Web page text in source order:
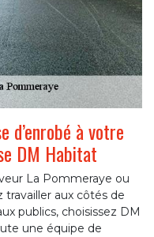
d’enrobé à votre
DM Habitat
La Pommeraye ou
travailler aux côtés de
publics, choisissez DM
une équipe de